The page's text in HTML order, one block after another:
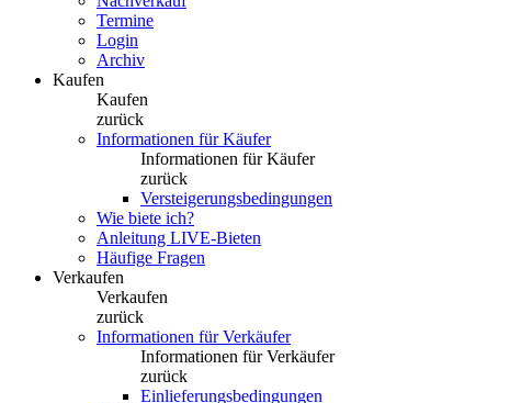
Termine
Login
Archiv
Kaufen
Kaufen
zurück
Informationen für Käufer
Informationen für Käufer
zurück
Versteigerungsbedingungen
Wie biete ich?
Anleitung LIVE-Bieten
Häufige Fragen
Verkaufen
Verkaufen
zurück
Informationen für Verkäufer
Informationen für Verkäufer
zurück
Einlieferungsbedingungen